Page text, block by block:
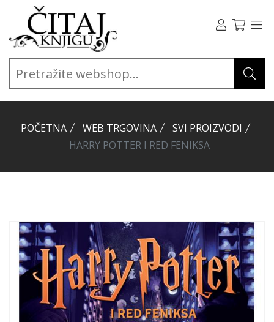
POČETNA WEB TRGOVINA
SVI PROIZVODI
HARRY POTTER I RED FENIKSA